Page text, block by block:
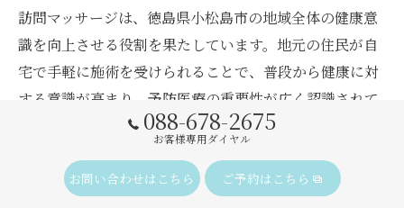
訪問マッサージは、徳島県小松島市の地域全体の健康意
識を向上させる役割を果たしています。地元の住民が自
宅で手軽に施術を受けられることで、普段から健康に対
する意識が高まり、予防医療の重要性が広く認識されて
います。また、訪問マッサージの普及は地域の高齢者や
をサポートする一助となり、地域全体の健康増進につな
088-678-2675
お客様専用ダイヤル
お問い合わせはこちら ご予約はこちら